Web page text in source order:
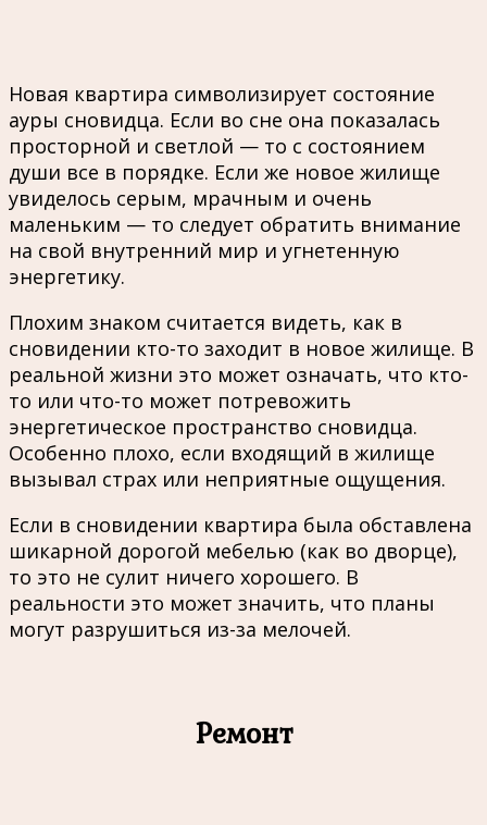
Новая квартира символизирует состояние
ауры сновидца. Если во сне она показалась
просторной и светлой — то с состоянием
души все в порядке. Если же новое жилище
увиделось серым, мрачным и очень
маленьким — то следует обратить внимание
на свой внутренний мир и угнетенную
энергетику.
Плохим знаком считается видеть, как в
сновидении кто-то заходит в новое жилище. В
реальной жизни это может означать, что кто-
то или что-то может потревожить
энергетическое пространство сновидца.
Особенно плохо, если входящий в жилище
вызывал страх или неприятные ощущения.
Если в сновидении квартира была обставлена
шикарной дорогой мебелью (как во дворце),
то это не сулит ничего хорошего. В
реальности это может значить, что планы
могут разрушиться из-за мелочей.
Ремонт